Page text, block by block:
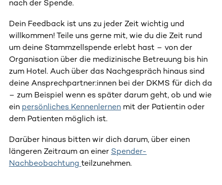
nach der Spende.
Dein Feedback ist uns zu jeder Zeit wichtig und
willkommen! Teile uns gerne mit, wie du die Zeit rund
um deine Stammzellspende erlebt hast – von der
Organisation über die medizinische Betreuung bis hin
zum Hotel. Auch über das Nachgespräch hinaus sind
deine Ansprechpartner:innen bei der DKMS für dich da
– zum Beispiel wenn es später darum geht, ob und wie
ein persönliches Kennenlernen mit der Patientin oder
dem Patienten möglich ist.
Darüber hinaus bitten wir dich darum, über einen
längeren Zeitraum an einer Spender-
Nachbeobachtung teilzunehmen.